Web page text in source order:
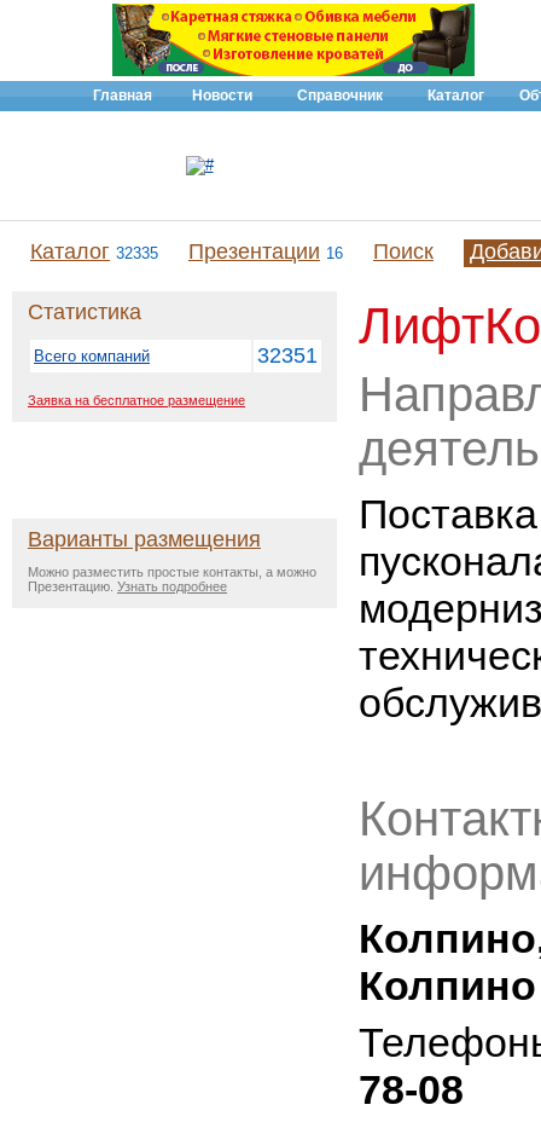
Главная Новости Справочник Каталог
Каталог 32335 Презентации 16 Поиск
Статистика
Всего компаний 32351
Заявка на бесплатное размещение
Варианты размещения
Можно разместить простые контакты, а можно
Презентацию. Узнать подробнее
Колпино
78-08